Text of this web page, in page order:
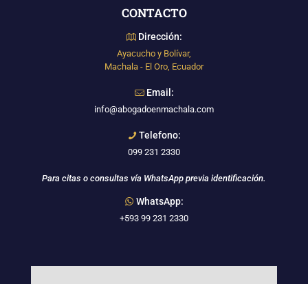
CONTACTO
Dirección:
Ayacucho y Bolívar,
Machala - El Oro, Ecuador
Email:
info@abogadoenmachala.com
Telefono:
099 231 2330
Para citas o consultas vía WhatsApp previa identificación.
WhatsApp:
+593 99 231 2330